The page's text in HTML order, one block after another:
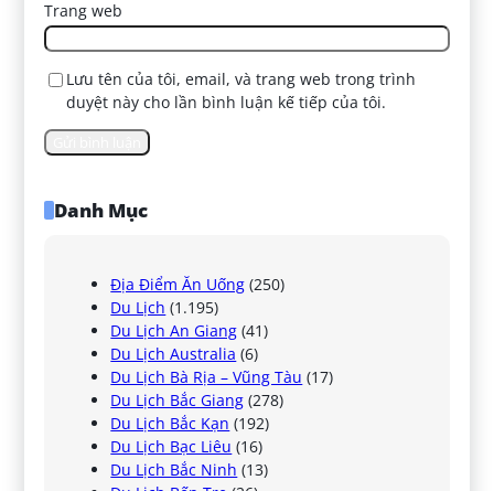
Trang web
Lưu tên của tôi, email, và trang web trong trình
duyệt này cho lần bình luận kế tiếp của tôi.
Danh Mục
Địa Điểm Ăn Uống (250)
Du Lịch (1.195)
Du Lịch An Giang (41)
Du Lịch Australia (6)
Du Lịch Bà Rịa – Vũng Tàu (17)
Du Lịch Bắc Giang (278)
Du Lịch Bắc Kạn (192)
Du Lịch Bạc Liêu (16)
Du Lịch Bắc Ninh (13)